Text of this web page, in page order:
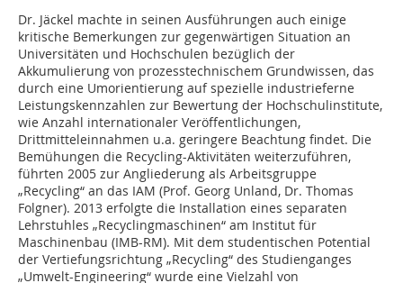
Dr. Jäckel machte in seinen Ausführungen auch einige
kritische Bemerkungen zur gegenwärtigen Situation an
Universitäten und Hochschulen bezüglich der
Akkumulierung von prozesstechnischem Grundwissen, das
durch eine Umorientierung auf spezielle industrieferne
Leistungskennzahlen zur Bewertung der Hochschulinstitute,
wie Anzahl internationaler Veröffentlichungen,
Drittmitteleinnahmen u.a. geringere Beachtung findet. Die
Bemühungen die Recycling-Aktivitäten weiterzuführen,
führten 2005 zur Angliederung als Arbeitsgruppe
„Recycling“ an das IAM (Prof. Georg Unland, Dr. Thomas
Folgner). 2013 erfolgte die Installation eines separaten
Lehrstuhles „Recyclingmaschinen“ am Institut für
Maschinenbau (IMB-RM). Mit dem studentischen Potential
der Vertiefungsrichtung „Recycling“ des Studienganges
„Umwelt-Engineering“ wurde eine Vielzahl von